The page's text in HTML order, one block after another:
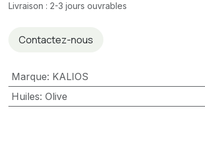
Livraison : 2-3 jours ouvrables
Contactez-nous
Marque: KALIOS
Huiles: Olive